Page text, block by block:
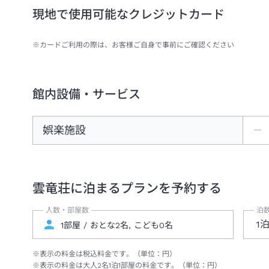
現地で使用可能なクレジットカード
※カードご利用の際は、お客様ご自身で事前にご確認ください
館内設備・サービス
娯楽施設 ―
雲竜荘に泊まるプランを予約する
人数・部屋数 泊
1泊
※表示の料金は税込料金です。（単位：円）
※表示の料金は大人2名1泊1部屋の料金です。（単位：円）